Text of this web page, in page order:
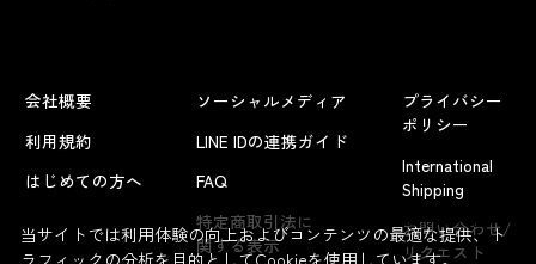
よくあるお問い合わせ
会社概要
利用規約
はじめての方へ
ソーシャルメディア
LINE IDの連携ガイド
FAQ
特定商取引法に
関する表示
プライバシー
ポリシー
International
Shipping
お問い合わせ/
リクエスト
当サイトでは利用体験の向上およびコンテンツの最適な提供、ト